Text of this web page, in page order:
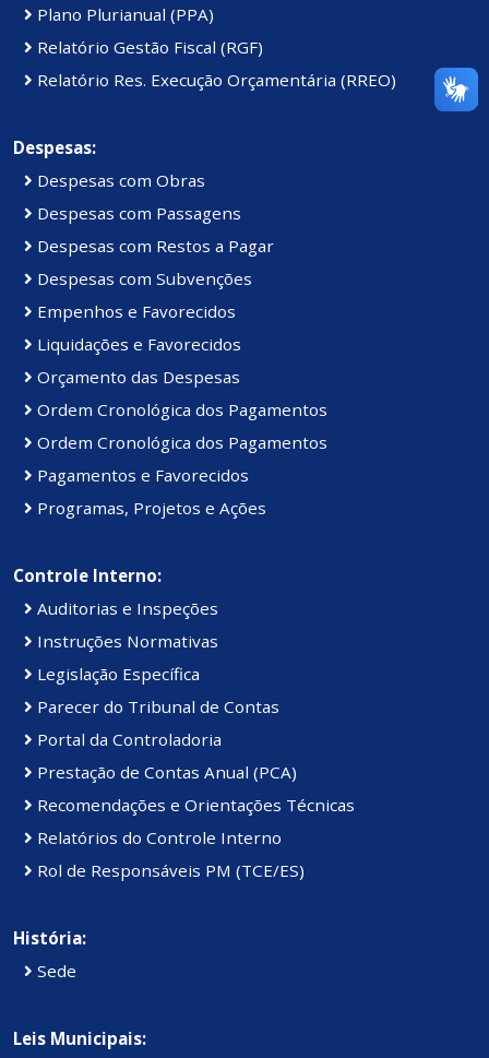
Plano Plurianual (PPA)
Relatório Gestão Fiscal (RGF)
Relatório Res. Execução Orçamentária (RREO)
Despesas:
Despesas com Obras
Despesas com Passagens
Despesas com Restos a Pagar
Despesas com Subvenções
Empenhos e Favorecidos
Liquidações e Favorecidos
Orçamento das Despesas
Ordem Cronológica dos Pagamentos
Ordem Cronológica dos Pagamentos
Pagamentos e Favorecidos
Programas, Projetos e Ações
Controle Interno:
Auditorias e Inspeções
Instruções Normativas
Legislação Específica
Parecer do Tribunal de Contas
Portal da Controladoria
Prestação de Contas Anual (PCA)
Recomendações e Orientações Técnicas
Relatórios do Controle Interno
Rol de Responsáveis PM (TCE/ES)
História:
Sede
Leis Municipais: